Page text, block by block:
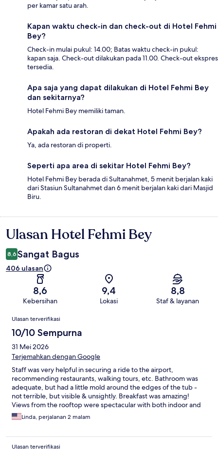
per kamar satu arah.
Kapan waktu check-in dan check-out di Hotel Fehmi
Bey?
Check-in mulai pukul: 14.00; Batas waktu check-in pukul:
kapan saja. Check-out dilakukan pada 11.00. Check-out ekspres
tersedia.
Apa saja yang dapat dilakukan di Hotel Fehmi Bey
dan sekitarnya?
Hotel Fehmi Bey memiliki taman.
Apakah ada restoran di dekat Hotel Fehmi Bey?
Ya, ada restoran di properti.
Seperti apa area di sekitar Hotel Fehmi Bey?
Hotel Fehmi Bey berada di Sultanahmet, 5 menit berjalan kaki
dari Stasiun Sultanahmet dan 6 menit berjalan kaki dari Masjid
Biru.
Ulasan
Ulasan Hotel Fehmi Bey
8,6 Sangat Bagus
406 ulasan
8,6
Kebersihan
9,4
Lokasi
8,8
Staf & layanan
Ulasan
Ulasan terverifikasi
10/10 Sempurna
31 Mei 2026
Terjemahkan dengan Google
Staff was very helpful in securing a ride to the airport,
recommending restaurants, walking tours, etc. Bathroom was
adequate, but had a little mold around the edges of the tub -
not terrible, but visible & unsightly. Breakfast was amazing!
Views from the rooftop were spectacular with both indoor and
outdoor seating available. We would recommend the location of
this hotel, walking distance to the Blue Mosque, the
Linda, perjalanan 2 malam
Ulasan terverifikasi